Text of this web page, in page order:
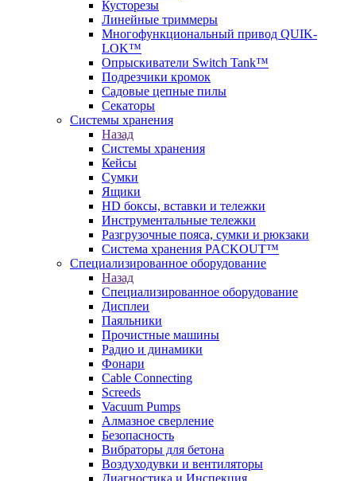
Кусторезы
Линейные триммеры
Многофункциональный привод QUIK-
LOK™
Опрыскиватели Switch Tank™
Подрезчики кромок
Садовые цепные пилы
Секаторы
Системы хранения
Назад
Системы хранения
Кейсы
Сумки
Ящики
HD боксы, вставки и тележки
Инструментальные тележки
Разгрузочные пояса, сумки и рюкзаки
Система хранения PACKOUT™
Специализированное оборудование
Назад
Специализированное оборудование
Дисплеи
Паяльники
Прочистные машины
Радио и динамики
Фонари
Cable Connecting
Screeds
Vacuum Pumps
Алмазное сверление
Безопасность
Вибраторы для бетона
Воздуходувки и вентиляторы
Диагностика и Инспекция